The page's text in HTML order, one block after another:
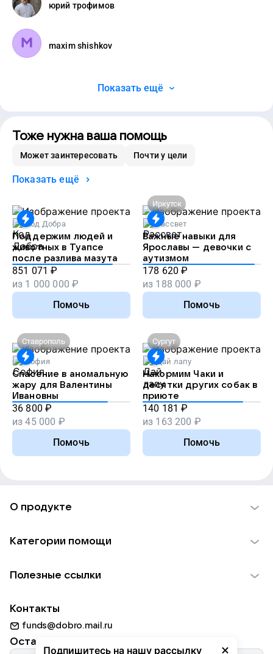
юрий трофимов
maxim shishkov
Показать ещё
Тоже нужна ваша помощь
Может заинтересовать Почти у цели
Показать ещё
Код Добра
Поддержим людей и
животных в Туапсе
после разлива мазута
851 071 ₽
из 1 000 000 ₽
Помочь
Иркутск
Рассвет
Важные навыки для
Ярославы — девочки с
аутизмом
178 620 ₽
из 188 000 ₽
Помочь
Ставрополь
София
Спасение в аномальную
жару для Валентины
Ивановны
36 800 ₽
из45 000 ₽
Помочь
Сургут
Дай лапу
Накормим Чаки и
десятки других собак в
приюте
140 181 ₽
из 163 200 ₽
Помочь
Подпишитесь на нашу рассылку
О продукте
Использование материалов
Для НКО
Партнерам
Категории помощи
Пожилым
Животным
Природе
Полезные ссылки
Добрый день
Контакты
funds@dobro.mail.ru
Оставайтесь с нами